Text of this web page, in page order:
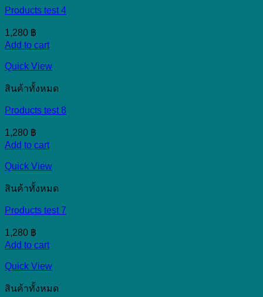
Products test 4
1,280 ฿
Add to cart
Quick View
สินค้าทั้งหมด
Products test 8
1,280 ฿
Add to cart
Quick View
สินค้าทั้งหมด
Products test 7
1,280 ฿
Add to cart
Quick View
สินค้าทั้งหมด